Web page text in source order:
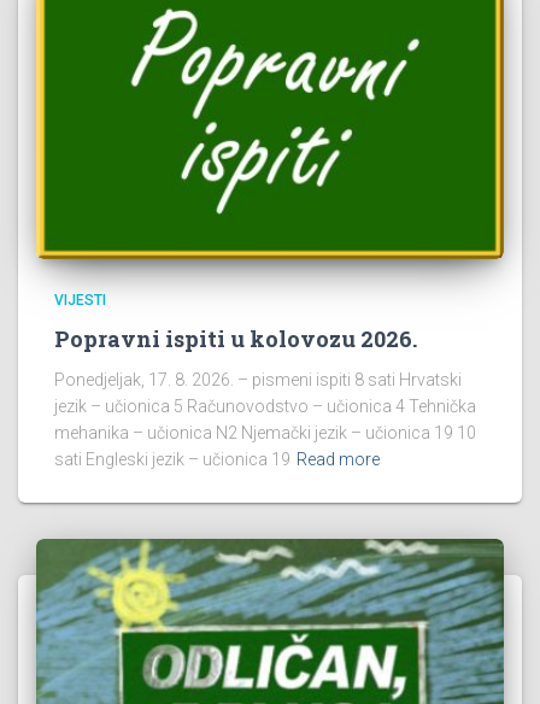
VIJESTI
Popravni ispiti u kolovozu 2026.
Ponedjeljak, 17. 8. 2026. – pismeni ispiti 8 sati Hrvatski
jezik – učionica 5 Računovodstvo – učionica 4 Tehnička
mehanika – učionica N2 Njemački jezik – učionica 19 10
sati Engleski jezik – učionica 19 Read more